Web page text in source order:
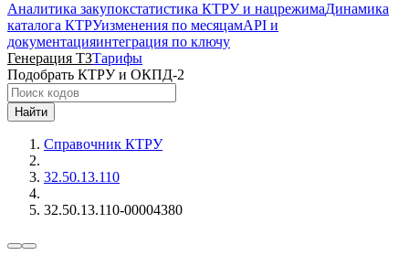
Аналитика закупокстатистика КТРУ и нацрежимаДинамика
каталога КТРУизменения по месяцамAPI и
документацияинтеграция по ключу
Генерация ТЗТарифы
Подобрать КТРУ и ОКПД-2
Найти
Справочник КТРУ
32.50.13.110
32.50.13.110-00004380